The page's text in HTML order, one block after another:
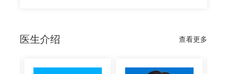
医生介绍 查看更多